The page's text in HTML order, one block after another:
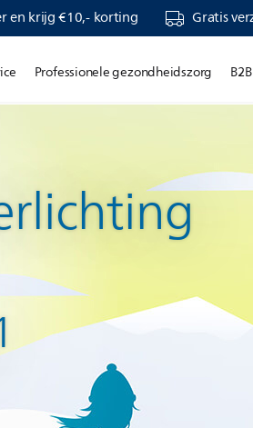
en krijg €10,- korting Gratis
Professionele gezondheidszorg B2B